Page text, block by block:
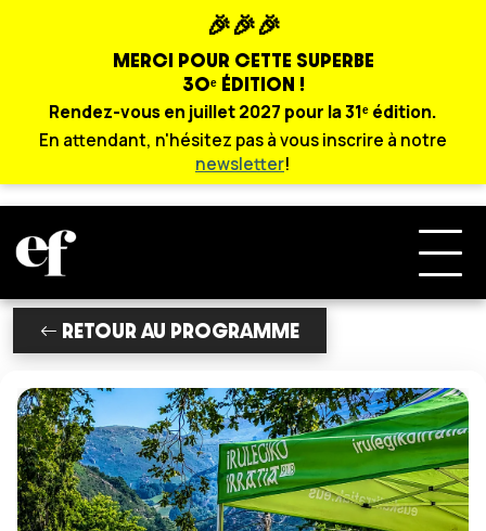
🎉🎉🎉
MERCI POUR CETTE SUPERBE
30ᵉ ÉDITION !
Rendez-vous en juillet 2027 pour la 31ᵉ édition.
En attendant, n'hésitez pas à vous inscrire à notre
newsletter!
RETOUR AU PROGRAMME